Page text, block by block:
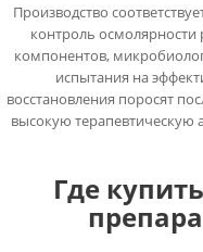
Производство
контроль осмолярности
компонентов,
испытания на
восстановления поросят
высокую терапевтическую
Где